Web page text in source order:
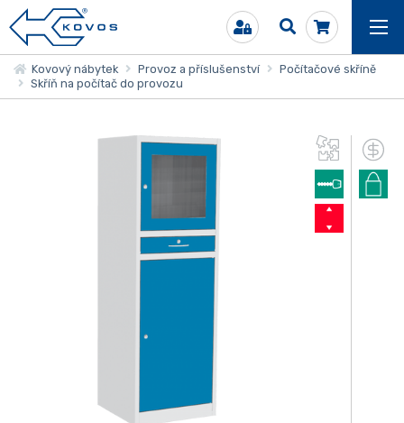
Kovový nábytek Provoz a příslušenství
Počítačové skříně
Skříň na počítač do provozu